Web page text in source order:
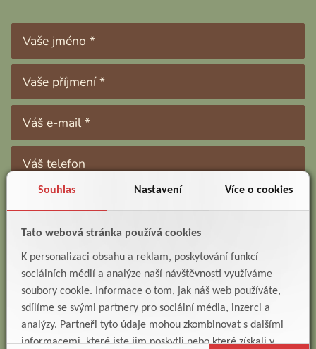
Souhlas Nastavení Více o cookies
Tato webová stránka používá cookies
K personalizaci obsahu a reklam, poskytování funkcí
sociálních médií a analýze naší návštěvnosti využíváme
soubory cookie. Informace o tom, jak náš web používáte,
sdílíme se svými partnery pro sociální média, inzerci a
analýzy. Partneři tyto údaje mohou zkombinovat s dalšími
informacemi, které jste jim poskytli nebo které získali v
Souhlasím se zpracováním osobních údajů. *
* pole označená hvězdičkou je nutné před odesláním